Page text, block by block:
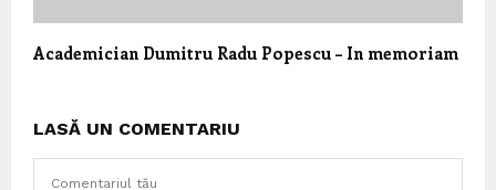
Academician Dumitru Radu Popescu – In memoriam
LASĂ UN COMENTARIU